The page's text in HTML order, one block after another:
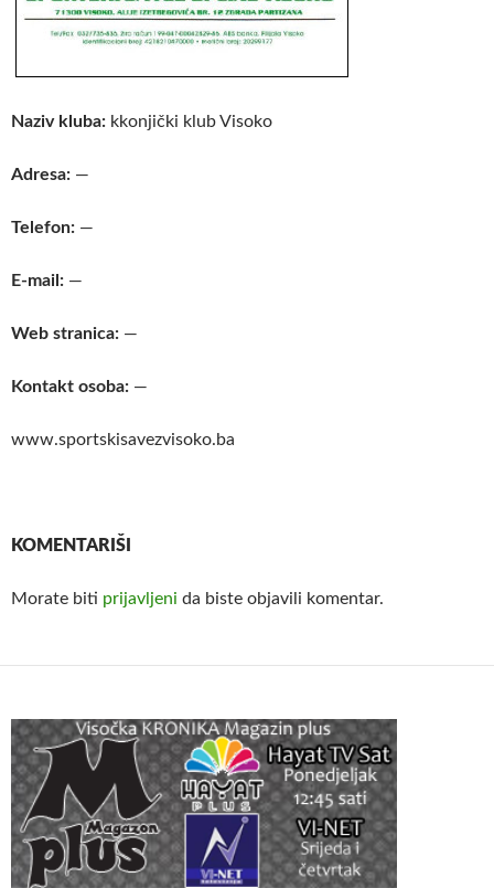
Naziv kluba: kkonjički klub Visoko
Adresa: —
Telefon: —
E-mail: —
Web stranica: —
Kontakt osoba: —
www.sportskisavezvisoko.ba
KOMENTARIŠI
Morate biti prijavljeni da biste objavili komentar.